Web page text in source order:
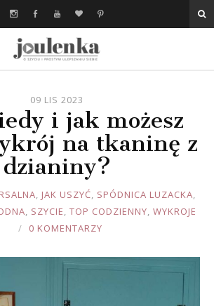
09 LIS 2023
i jak możesz
na tkaninę z
dzianiny?
, JAK USZYĆ, SPÓDNICA LUZACKA,
, SZYCIE, TOP CODZIENNY, WYKROJE
0 KOMENTARZY